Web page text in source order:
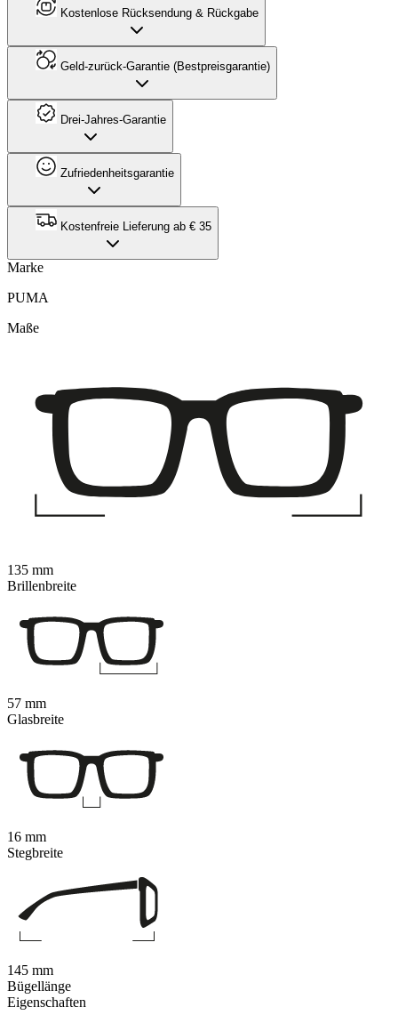
Kostenlose Rücksendung & Rückgabe
Geld-zurück-Garantie (Bestpreisgarantie)
Drei-Jahres-Garantie
Zufriedenheitsgarantie
Kostenfreie Lieferung ab € 35
Marke
PUMA
Eigenschaften
Maße
135 mm
Brillenbreite
57 mm
Glasbreite
16 mm
Stegbreite
145 mm
Bügellänge